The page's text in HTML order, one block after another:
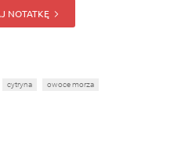
NOTATKĘ
cytryna owoce morza